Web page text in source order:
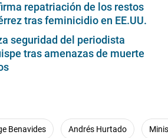
repatriación de los restos
tras feminicidio en EE.UU.
seguridad del periodista
tras amenazas de muerte
Benavides Andrés Hurtado